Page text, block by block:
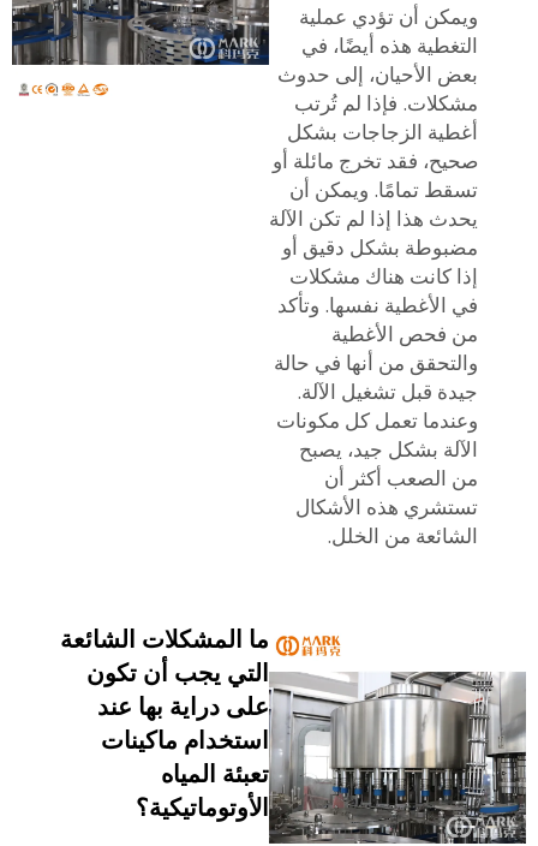
ويمكن أن تؤدي عملية
التغطية هذه أيضًا، في
بعض الأحيان، إلى حدوث
مشكلات. فإذا لم تُرتب
أغطية الزجاجات بشكل
صحيح، فقد تخرج مائلة أو
تسقط تمامًا. ويمكن أن
يحدث هذا إذا لم تكن الآلة
مضبوطة بشكل دقيق أو
إذا كانت هناك مشكلات
في الأغطية نفسها. وتأكد
من فحص الأغطية
والتحقق من أنها في حالة
جيدة قبل تشغيل الآلة.
وعندما تعمل كل مكونات
الآلة بشكل جيد، يصبح
من الصعب أكثر أن
تستشري هذه الأشكال
الشائعة من الخلل.
ما المشكلات الشائعة
التي يجب أن تكون
على دراية بها عند
استخدام ماكينات
تعبئة المياه
الأوتوماتيكية؟